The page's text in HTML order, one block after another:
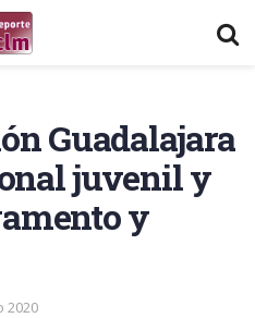
Guadalajara
juvenil y
y
2020